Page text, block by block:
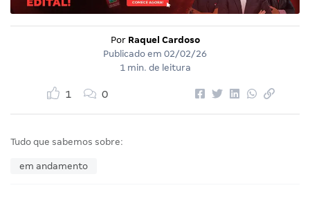
Por Raquel Cardoso
Publicado em 02/02/26
1 min. de leitura
1 0
Tudo que sabemos sobre:
em andamento